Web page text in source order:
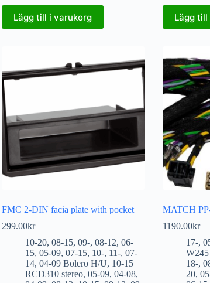
Lägg till i varukorg Lägg
FMC 2-DIN facia plate with pocket
299.00kr
10-20, 08-15, 09-, 08-12, 06-
15, 05-09, 07-15, 10-, 11-, 07-
14, 04-09 Bolero H/U, 10-15
RCD310 stereo, 05-09, 04-08,
MATCH
1190.00kr
17-,
18-,
20,